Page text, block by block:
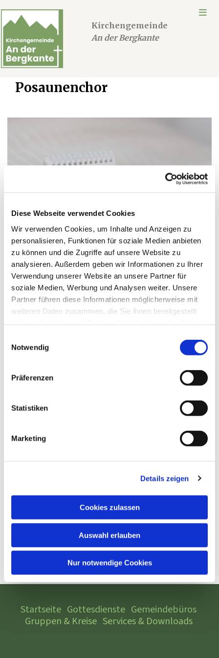
Diese Webseite verwendet Cookies
Wir verwenden Cookies, um Inhalte und Anzeigen zu
personalisieren, Funktionen für soziale Medien anbieten
zu können und die Zugriffe auf unsere Website zu
analysieren. Außerdem geben wir Informationen zu Ihrer
Verwendung unserer Website an unsere Partner für
soziale Medien, Werbung und Analysen weiter. Unsere
Partner führen diese Informationen möglicherweise mit
weiteren Daten zusammen, die Sie ihnen bereitgestellt
Notwendig
Präferenzen
Statistiken
Marketing
Details zeigen
Cookies zulassen
Auswahl erlauben
Nur notwendige Cookies
Kirchengemeinde
An der Bergkante
Posaunenchor
Dienstag, 1. September 2026, 20:00
- 21:30 Uhr
Oeynhausen
Startseite Gottesdienste Gemeindebüros
Gruppen & Kreise Services & Downloads